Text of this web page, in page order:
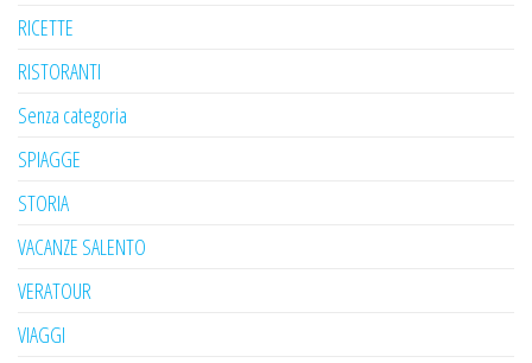
RICETTE
RISTORANTI
Senza categoria
SPIAGGE
STORIA
VACANZE SALENTO
VERATOUR
VIAGGI